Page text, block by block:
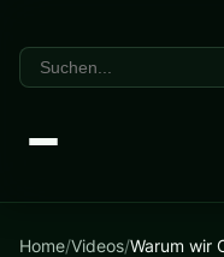
Home/Videos/Warum wir